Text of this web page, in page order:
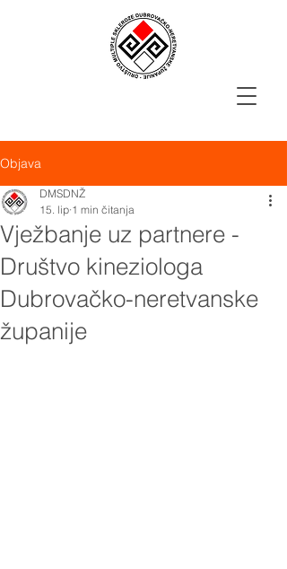
Objava
Vježbanje uz partnere -
Društvo kineziologa
Dubrovačko-neretvanske
županije
DMSDNŽ
15. lip 1 min čitanja